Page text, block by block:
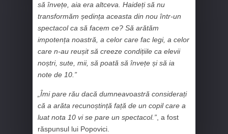
să învețe, aia era altceva. Haideți să nu
transformăm ședința aceasta din nou într-un
spectacol ca să facem ce? Să arătăm
impotența noastră, a celor care fac legi, a celor
care n-au reușit să creeze condițiile ca elevii
noștri, sute, mii, să poată să învețe și să ia
note de 10.”
„Îmi pare rău dacă dumneavoastră considerați
că a arăta recunoștință față de un copil care a
luat nota 10 vi se pare un spectacol.” , a fost
răspunsul lui Popovici.